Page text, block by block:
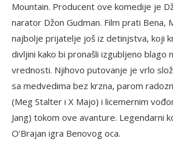
Mountain. Producent ove komedije je
narator Džon Gudman. Film prati Bena,
najbolje prijatelje još iz detinjstva, koji
divljini kako bi pronašli izgubljeno blago
vrednosti. Njihovo putovanje je vrlo
sa medvedima bez krzna, parom
(Meg Stalter i X Majo) i licemernim
Jang) tokom ove avanture. Legendarni
O’Brajan igra Benovog oca.